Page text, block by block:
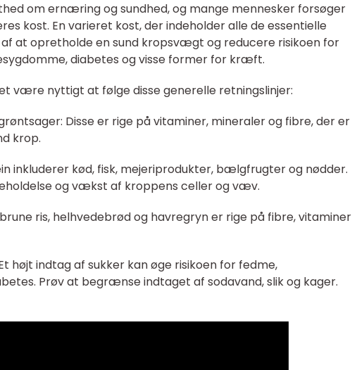
om ernæring og sundhed, og mange mennesker forsøger
kost. En varieret kost, der indeholder alle de essentielle
at opretholde en sund kropsvægt og reducere risikoen for
diabetes og visse former for kræft.
være nyttigt at følge disse generelle retningslinjer:
Disse er rige på vitaminer, mineraler og fibre, der er
krop.
inkluderer kød, fisk, mejeriprodukter, bælgfrugter og nødder.
og vækst af kroppens celler og væv.
ris, helhvedebrød og havregryn er rige på fibre, vitaminer
højt indtag af sukker kan øge risikoen for fedme,
Prøv at begrænse indtaget af sodavand, slik og kager.